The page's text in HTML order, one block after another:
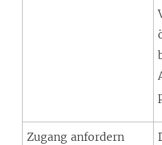
Zugang anfordern